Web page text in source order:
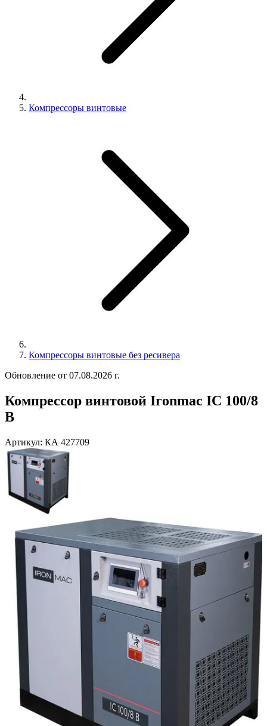
Компрессоры винтовые
Компрессоры винтовые без ресивера
Обновление от 07.08.2026 г.
Компрессор винтовой Ironmac IC 100/8
B
Артикул: КА 427709